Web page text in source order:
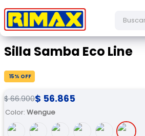
Silla Samba Eco Line
15% OFF
$ 66.900$ 56.865
Color: Wengue